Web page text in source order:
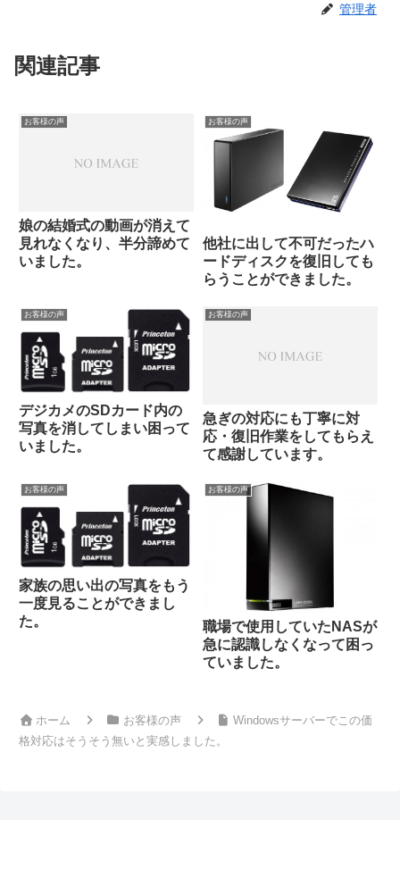
管理者
関連記事
お客様の声
娘の結婚式の動画が消えて
見れなくなり、半分諦めて
いました。
お客様の声
他社に出して不可だったハ
ードディスクを復旧しても
らうことができました。
お客様の声
デジカメのSDカード内の
写真を消してしまい困って
いました。
お客様の声
急ぎの対応にも丁寧に対
応・復旧作業をしてもらえ
て感謝しています。
お客様の声
家族の思い出の写真をもう
一度見ることができまし
た。
お客様の声
職場で使用していたNASが
急に認識しなくなって困っ
ていました。
ホーム お客様の声
Windowsサーバーでこの価
格対応はそうそう無いと実感しました。